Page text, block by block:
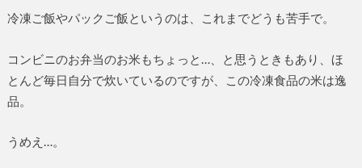
冷凍ご飯やパックご飯というのは、これまでどうも苦手で。
コンビニのお弁当のお米もちょっと…、と思うときもあり、ほ
とんど毎日自分で炊いているのですが、この冷凍食品の米は逸
品。
うめえ…。